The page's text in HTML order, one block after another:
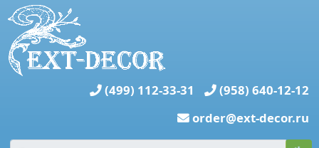
(499) 112-33-31
(958) 640-12-12
order@ext-decor.ru